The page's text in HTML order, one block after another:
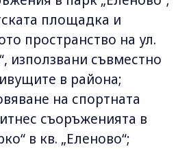
площадка и
пространство на ул.
използвани съвместно
в района;
на спортната
съоръженията в
в кв. „Еленово“;